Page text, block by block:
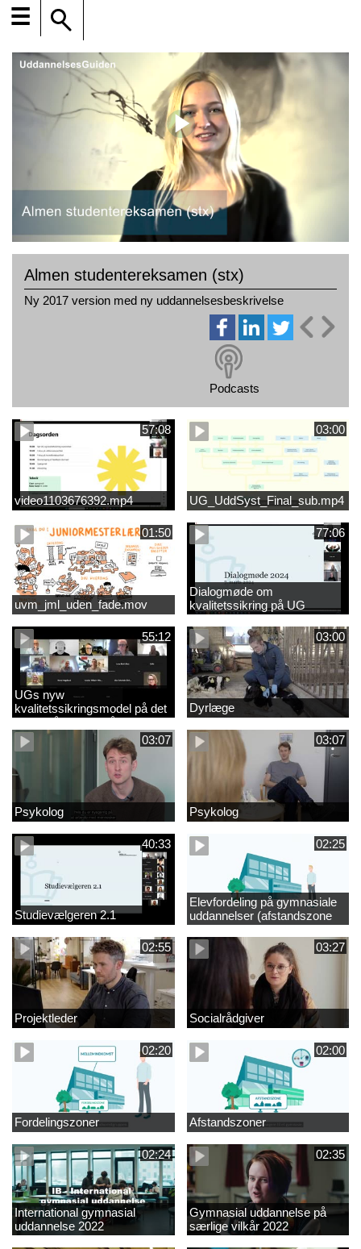
☰
Almen studentereksamen (stx)
Ny 2017 version med ny uddannelsesbeskrivelse
Podcasts
57:08
video1103676392.mp4
03:00
UG_UddSyst_Final_sub.mp4
01:50
uvm_jml_uden_fade.mov
77:06
Dialogmøde om
kvalitetssikring på UG
55:12
UGs nyw
kvalitetssikringsmodel på det
videregående område
03:00
Dyrlæge
03:07
Psykolog
03:07
Psykolog
40:33
Studievælgeren 2.1
02:25
Elevfordeling på gymnasiale
uddannelser (afstandszone
redigeret)
02:55
Projektleder
03:27
Socialrådgiver
02:20
Fordelingszoner
02:00
Afstandszoner
02:24
International gymnasial
uddannelse 2022
02:35
Gymnasial uddannelse på
særlige vilkår 2022